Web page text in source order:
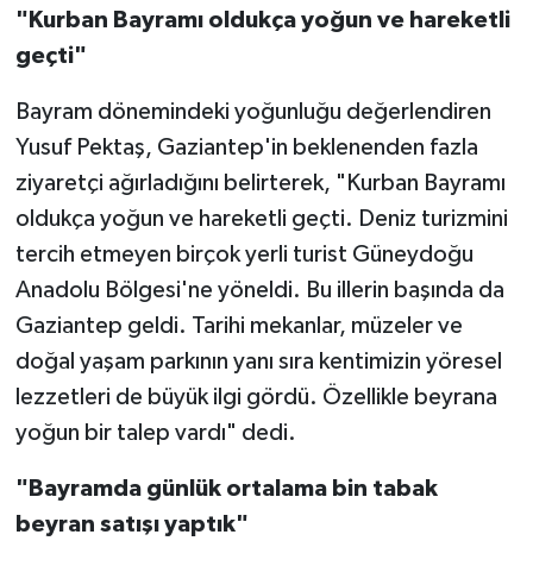
"Kurban Bayramı oldukça yoğun ve hareketli
geçti"
Bayram dönemindeki yoğunluğu değerlendiren
Yusuf Pektaş, Gaziantep'in beklenenden fazla
ziyaretçi ağırladığını belirterek, "Kurban Bayramı
oldukça yoğun ve hareketli geçti. Deniz turizmini
tercih etmeyen birçok yerli turist Güneydoğu
Anadolu Bölgesi'ne yöneldi. Bu illerin başında da
Gaziantep geldi. Tarihi mekanlar, müzeler ve
doğal yaşam parkının yanı sıra kentimizin yöresel
lezzetleri de büyük ilgi gördü. Özellikle beyrana
yoğun bir talep vardı" dedi.
"Bayramda günlük ortalama bin tabak
beyran satışı yaptık"